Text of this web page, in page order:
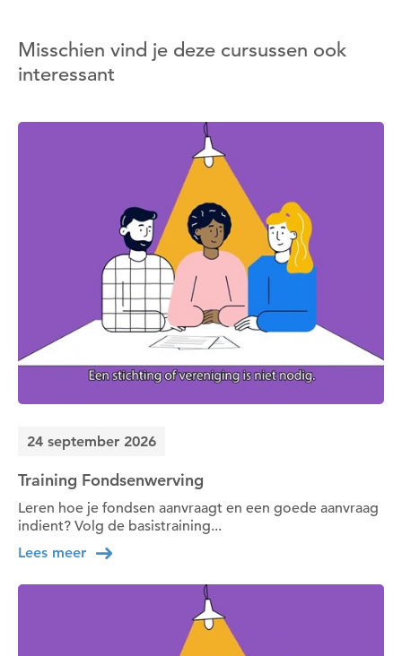
Misschien vind je deze cursussen ook
interessant
24 september 2026
Training Fondsenwerving
Leren hoe je fondsen aanvraagt en een goede aanvraag
indient? Volg de basistraining...
Lees meer